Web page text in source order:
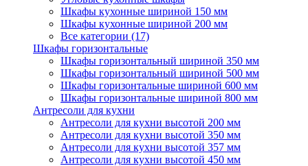
Шкафы кухонные шириной 150 мм
Шкафы кухонные шириной 200 мм
Все категории (17)
Шкафы горизонтальные
Шкафы горизонтальный шириной 350 мм
Шкафы горизонтальный шириной 500 мм
Шкафы горизонтальные шириной 600 мм
Шкафы горизонтальные шириной 800 мм
Антресоли для кухни
Антресоли для кухни высотой 200 мм
Антресоли для кухни высотой 350 мм
Антресоли для кухни высотой 357 мм
Антресоли для кухни высотой 450 мм